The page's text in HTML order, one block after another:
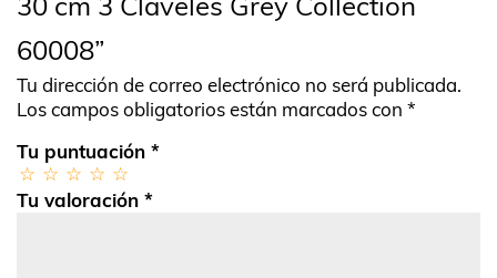
60008”
Tu dirección de correo electrónico no será publicada.
Los campos obligatorios están marcados con *
Tu puntuación *
Tu valoración *